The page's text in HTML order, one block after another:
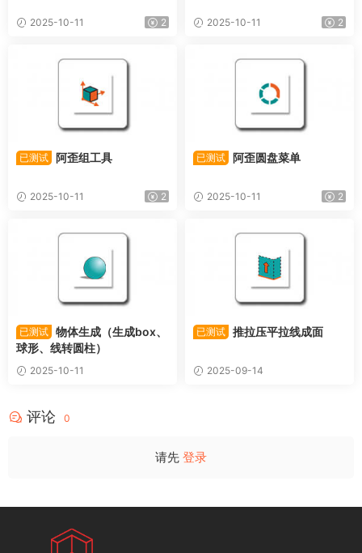
2025-10-11 2 2025-10-11 2
已测试 阿歪组工具
2025-10-11 2
已测试 阿歪圆盘菜单
2025-10-11 2
已测试 物体生成（生成box、
球形、线转圆柱）
2025-10-11
已测试 推拉压平拉线成面
2025-09-14
评论 0
请先 登录